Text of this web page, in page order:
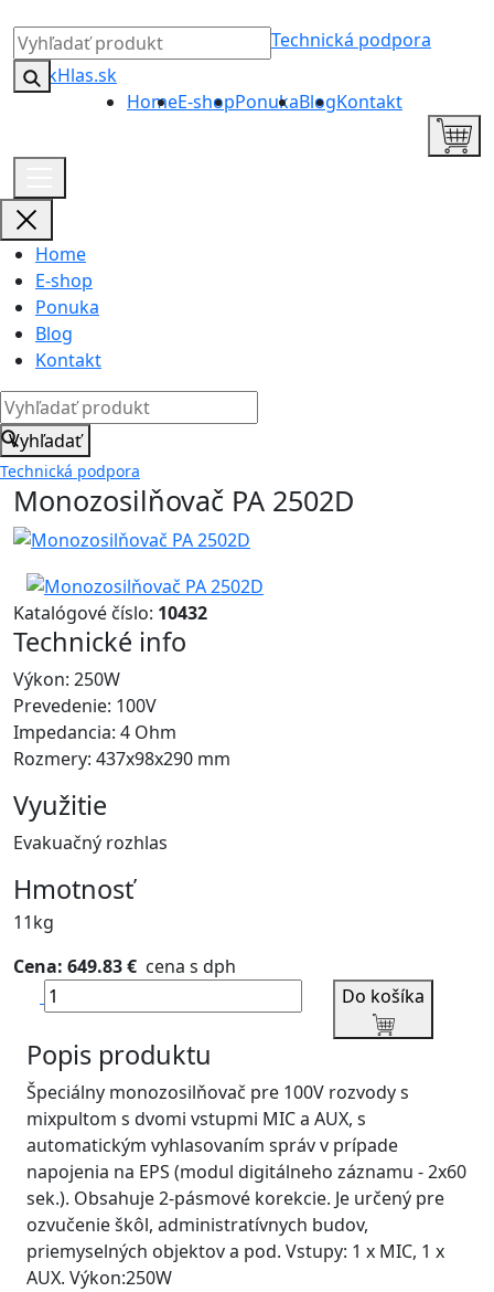
Technická podpora
HomeE-shopPonukaBlogKontakt
Home
E-shop
Ponuka
Blog
Kontakt
Vyhľadať
Technická podpora
Monozosilňovač PA 2502D
Katalógové číslo: 10432
Technické info
Výkon: 250W
Prevedenie: 100V
Impedancia: 4 Ohm
Rozmery: 437x98x290 mm
Využitie
Evakuačný rozhlas
Hmotnosť
11kg
Cena: 649.83 € cena s dph
Do košíka
Popis produktu
Špeciálny monozosilňovač pre 100V rozvody s
mixpultom s dvomi vstupmi MIC a AUX, s
automatickým vyhlasovaním správ v prípade
napojenia na EPS (modul digitálneho záznamu - 2x60
sek.). Obsahuje 2-pásmové korekcie. Je určený pre
ozvučenie škôl, administratívnych budov,
priemyselných objektov a pod. Vstupy: 1 x MIC, 1 x
AUX. Výkon:250W